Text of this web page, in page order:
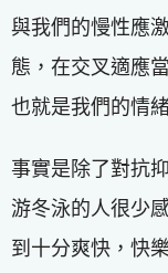
與我們的慢性應
態，在交叉適應
也就是我們的情
事實是除了對抗
游冬泳的人很少
到十分爽快，快